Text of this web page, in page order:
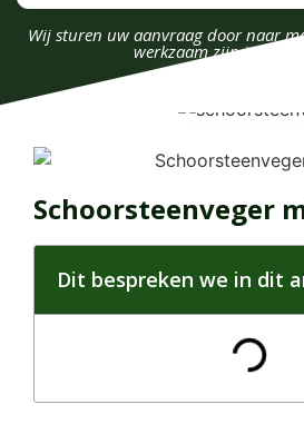
Wij sturen uw aanvraag door naar
werkzaam zijn in uw
Schoorsteenveger
Dit bespreken we in dit